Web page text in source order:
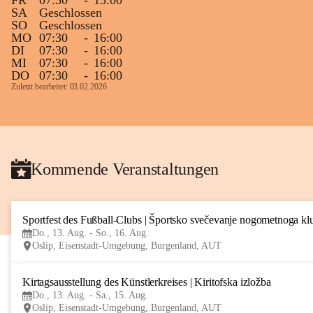
SA
Geschlossen
SO
Geschlossen
MO 07:30 - 16:00
DI
07:30 - 16:00
MI
07:30 - 16:00
DO
07:30 - 16:00
Zuletzt bearbeitet: 03.02.2026
Kommende Veranstaltungen
Sportfest des Fußball-Clubs | Športsko svečevanje nogometnoga
Do., 13. Aug. - So., 16. Aug.
Oslip, Eisenstadt-Umgebung, Burgenland, AUT
Kirtagsausstellung des Künstlerkreises | Kiritofska izložba
Do., 13. Aug. - Sa., 15. Aug.
Oslip, Eisenstadt-Umgebung, Burgenland, AUT